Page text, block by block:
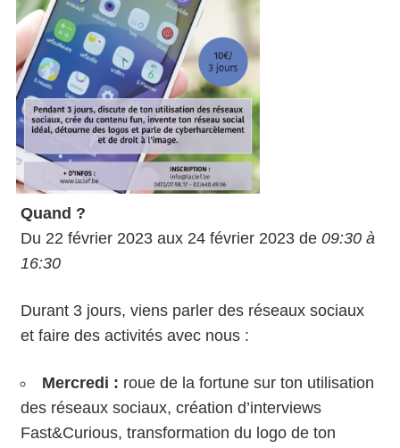
Quand ?
Du 22 février 2023 aux 24 février 2023 de 09:30 à
16:30
Durant 3 jours, viens parler des réseaux sociaux
et faire des activités avec nous :
Mercredi : roue de la fortune sur ton utilisation
des réseaux sociaux, création d’interviews
Fast&Curious, transformation du logo de ton